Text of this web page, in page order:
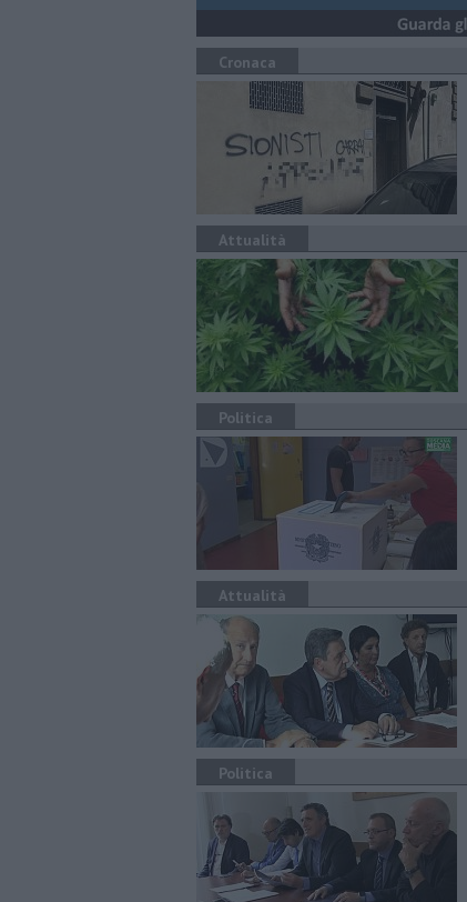
Cronaca
Attualità
Politica
Attualità
Politica